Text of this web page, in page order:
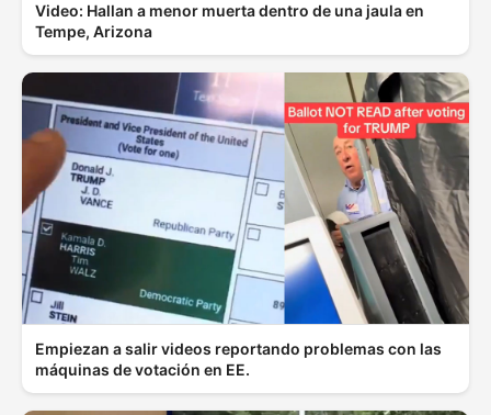
Video: Hallan a menor muerta dentro de una jaula en
Tempe, Arizona
Empiezan a salir videos reportando problemas con las
máquinas de votación en EE.